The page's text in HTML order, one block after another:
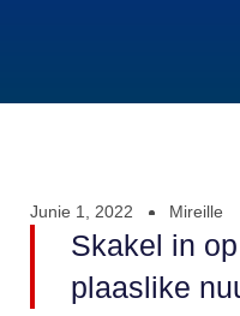
Junie 1, 2022 Mireille
Skakel in
plaaslike